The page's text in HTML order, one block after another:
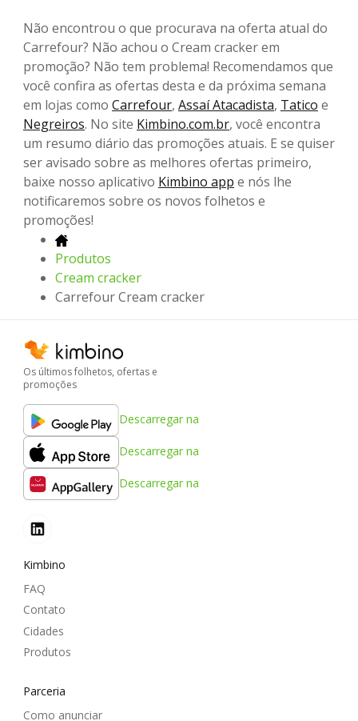
Não encontrou o que procurava na oferta atual do
Carrefour? Não achou o Cream cracker em
promoção? Não tem problema! Recomendamos que
você confira as ofertas desta e da próxima semana
em lojas como Carrefour, Assaí Atacadista, Tatico e
Negreiros. No site Kimbino.com.br, você encontra
um resumo diário das promoções atuais. E se quiser
ser avisado sobre as melhores ofertas primeiro,
baixe nosso aplicativo Kimbino app e nós lhe
notificaremos sobre os novos folhetos e
promoções!
Produtos
Cream cracker
Carrefour Cream cracker
Os últimos folhetos, ofertas e
promoções
Descarregar na
Descarregar na
Descarregar na
Kimbino
FAQ
Contato
Cidades
Produtos
Parceria
Como anunciar